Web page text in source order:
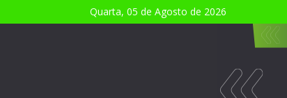
Quarta, 05 de Agosto de 2026